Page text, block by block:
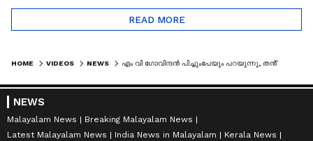
READ MORE
HOME VIDEOS NEWS എം വി ഗോവിന്ദൻ പിച്ചുംപേയും പറയുന്നു, തൻ്റെ നിലപാട് ശരിയെന്ന് ജനങ്ങൾ പറഞ്ഞു: ടി കെ ഗോവിന്ദൻ
NEWS
Malayalam News
Breaking Malayalam News
Latest Malayalam News
India News in Malayalam
Kerala News